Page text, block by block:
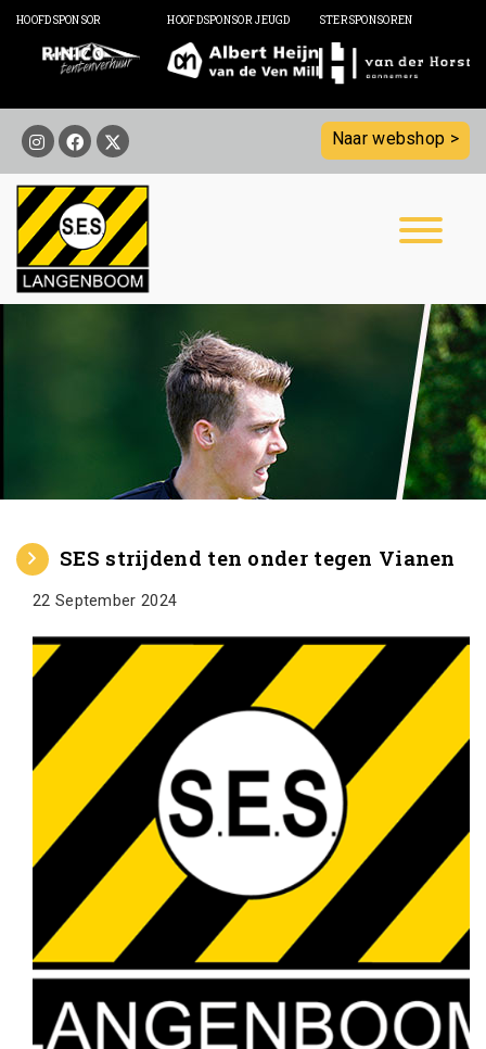
HOOFDSPONSOR HOOFDSPONSOR JEUGD STERSPONSOREN
Naar webshop >
SES strijdend ten onder tegen Vianen
22 September 2024